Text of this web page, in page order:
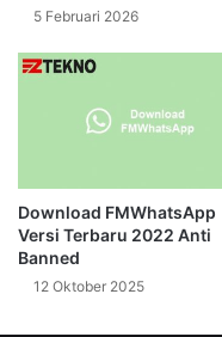
5 Februari 2026
Download FMWhatsApp
Versi Terbaru 2022 Anti
Banned
12 Oktober 2025